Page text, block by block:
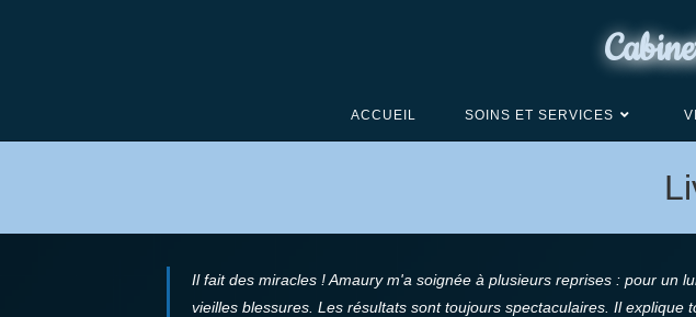
ACCUEIL SOINS ET SERVICES
Il fait des miracles ! Amaury m'a soignée à plusieurs reprises : pour un
vieilles blessures. Les résultats sont toujours spectaculaires. Il